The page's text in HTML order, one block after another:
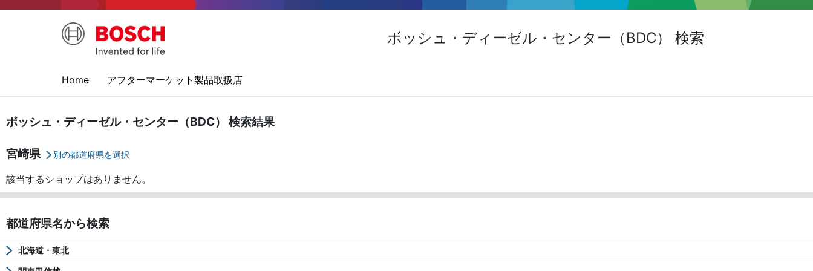
ボッシュ・ディーゼル・センター（BDC） 検索
Home アフターマーケット製品取扱店
ボッシュ・ディーゼル・センター（BDC） 検索結果
宮崎県 別の都道府県を選択
該当するショップはありません。
都道府県名から検索
北海道・東北